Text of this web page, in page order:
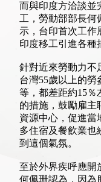
而與印度方洽談並
工，勞動部部長何
示，台印首次工作
印度移工引進各種
針對近來勞動力不
台灣55歲以上的勞
等，都差距約15％
的措施，鼓勵雇主
資源中心，促進當
多住宿及餐飲業也
到這個氣氛。
至於外界疾呼應開
何佩珊認為，因為